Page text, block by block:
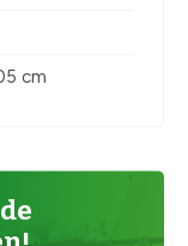
cm